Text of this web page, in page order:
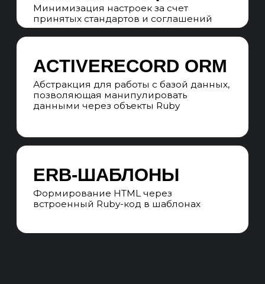
SEO-СТРАТЕГИЯ
поисковой выдачи, конкурентов
и семантического ядра
ПРОГНОЗИРОВАНИЕ
ПРОДВИЖЕНИЯ
в позициях, трафике, качественных
лидах и продажах
UNIT-ЭКОНОМИКА
продвижения на окупаемость
и прибыль в 1 год продвижения
СКВОЗНАЯ АНАЛИТИКА